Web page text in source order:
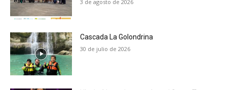
3 de agosto de 2026
Cascada La Golondrina
30 de julio de 2026